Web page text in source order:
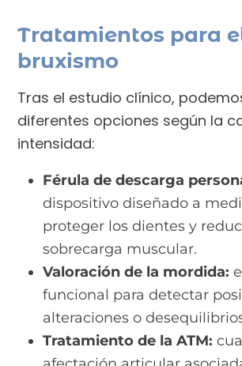
Tratamientos para
bruxismo
Tras el estudio clínico,
diferentes opciones según la
intensidad:
Férula de descarga
dispositivo diseñado a
proteger los dientes y
sobrecarga muscular.
Valoración de la mordida:
funcional para detectar
alteraciones o
Tratamiento de la ATM: